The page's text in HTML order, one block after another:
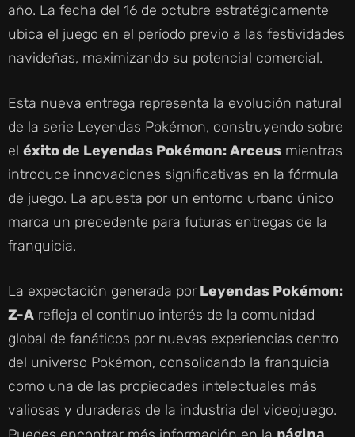
año. La fecha del 16 de octubre estratégicamente
ubica el juego en el período previo a las festividades
navideñas, maximizando su potencial comercial.
Esta nueva entrega representa la evolución natural
de la serie Leyendas Pokémon, construyendo sobre
el éxito de Leyendas Pokémon: Arceus mientras
introduce innovaciones significativas en la fórmula
de juego. La apuesta por un entorno urbano único
marca un precedente para futuras entregas de la
franquicia.
La expectación generada por Leyendas Pokémon:
Z-A refleja el continuo interés de la comunidad
global de fanáticos por nuevas experiencias dentro
del universo Pokémon, consolidando la franquicia
como una de las propiedades intelectuales más
valiosas y duraderas de la industria del videojuego.